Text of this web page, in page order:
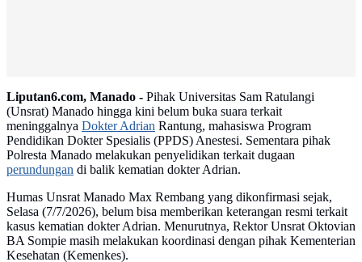
Liputan6.com, Manado - Pihak Universitas Sam Ratulangi
(Unsrat) Manado hingga kini belum buka suara terkait
meninggalnya Dokter Adrian Rantung, mahasiswa Program
Pendidikan Dokter Spesialis (PPDS) Anestesi. Sementara pihak
Polresta Manado melakukan penyelidikan terkait dugaan
perundungan di balik kematian dokter Adrian.
Humas Unsrat Manado Max Rembang yang dikonfirmasi sejak,
Selasa (7/7/2026), belum bisa memberikan keterangan resmi terkait
kasus kematian dokter Adrian. Menurutnya, Rektor Unsrat Oktovian
BA Sompie masih melakukan koordinasi dengan pihak Kementerian
Kesehatan (Kemenkes).